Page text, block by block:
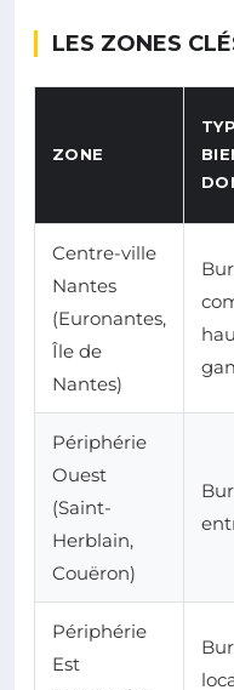
LES ZONES
ZONE
Centre-ville
Nantes
(Euronantes,
Île de
Nantes)
Périphérie
Ouest
(Saint-
Herblain,
Couëron)
Périphérie
Est